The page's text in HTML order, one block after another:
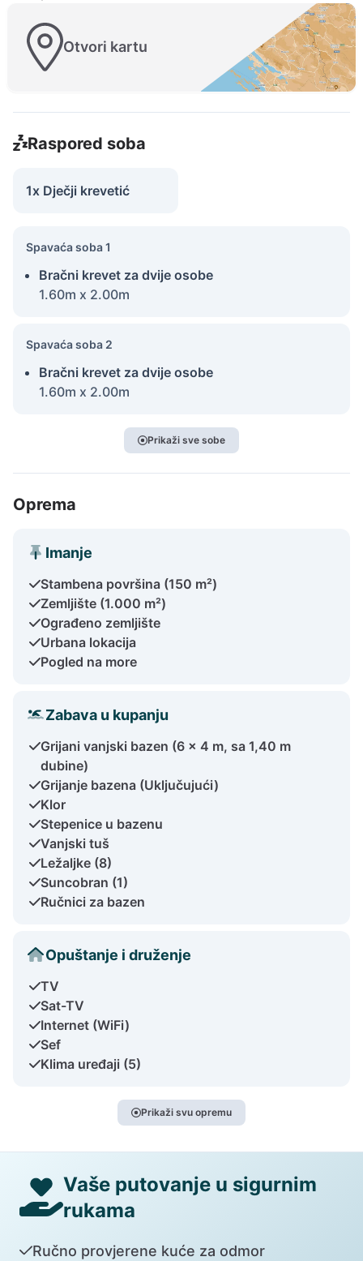
Otvori kartu
Raspored soba
1x Dječji krevetić
Spavaća soba 1
Bračni krevet za dvije osobe
1.60m x 2.00m
Spavaća soba 2
Bračni krevet za dvije osobe
1.60m x 2.00m
Prikaži sve sobe
Oprema
Imanje
Stambena površina (150 m²)
Zemljište (1.000 m²)
Ograđeno zemljište
Urbana lokacija
Pogled na more
Zabava u kupanju
Grijani vanjski bazen (6 x 4 m, sa 1,40 m
dubine)
Grijanje bazena (Uključujući)
Klor
Stepenice u bazenu
Vanjski tuš
Ležaljke (8)
Suncobran (1)
Ručnici za bazen
Opuštanje i druženje
TV
Sat-TV
Internet (WiFi)
Sef
Klima uređaji (5)
Prikaži svu opremu
Vaše putovanje u sigurnim
rukama
Ručno provjerene kuće za odmor